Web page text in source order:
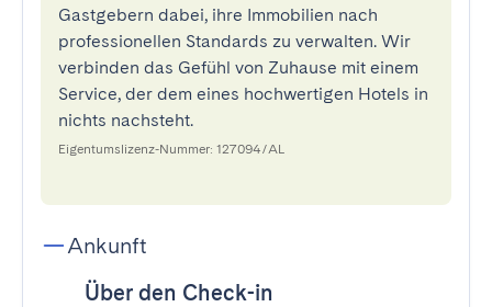
Gastgebern dabei, ihre Immobilien nach
professionellen Standards zu verwalten. Wir
verbinden das Gefühl von Zuhause mit einem
Service, der dem eines hochwertigen Hotels in
nichts nachsteht.
Eigentumslizenz-Nummer: 127094/AL
Ankunft
Über den Check-in